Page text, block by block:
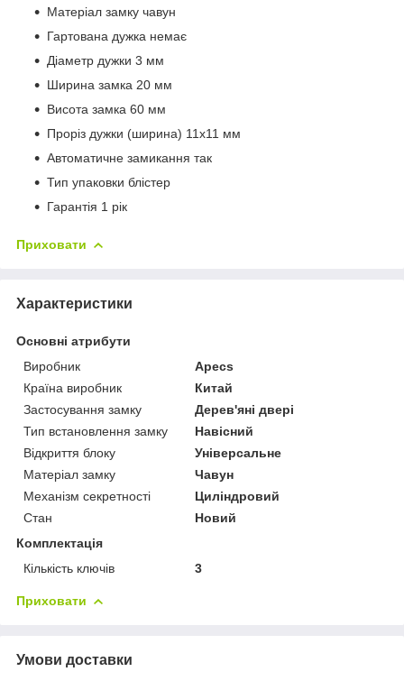
Матеріал замку чавун
Гартована дужка немає
Діаметр дужки 3 мм
Ширина замка 20 мм
Висота замка 60 мм
Проріз дужки (ширина) 11х11 мм
Автоматичне замикання так
Тип упаковки блістер
Гарантія 1 рік
Приховати
Характеристики
Основні атрибути
Виробник
Apecs
Країна виробник
Китай
Застосування замку
Дерев'яні двері
Тип встановлення замку
Навісний
Відкриття блоку
Універсальне
Матеріал замку
Чавун
Механізм секретності
Циліндровий
Стан
Новий
Комплектація
Кількість ключів
3
Приховати
Умови доставки